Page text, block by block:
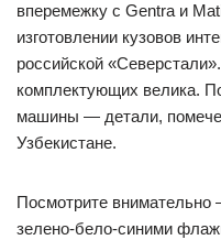
вперемежку с Gentra и
изготовлении кузовов
российской
комплектующих велика.
машины — детали,
Узбекистане.
Посмотрите
зелено-бело-синими